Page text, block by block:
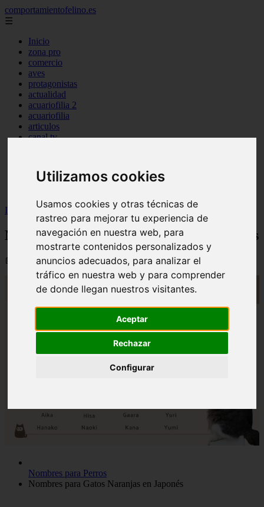
Utilizamos cookies
Usamos cookies y otras técnicas de
rastreo para mejorar tu experiencia de
navegación en nuestra web, para
mostrarte contenidos personalizados y
anuncios adecuados, para analizar el
tráfico en nuestra web y para comprender
de donde llegan nuestros visitantes.
Aceptar
Rechazar
Configurar
comportamientofelino.es
☰
Inicio
zona pro
comercio
aves
protagonistas
actualidad
acuariofilia 2
acuariofilia
articulos
canal tv
tablon de anuncios
uncategorized
Inicio
gatos2 >Nombres para Gatos Naranjas en Japonés
Nombres para Gatos Naranjas en Japonés
📅 12/06/2025
Nombres para Perros
Nombres para Gatos Naranjas en Japonés